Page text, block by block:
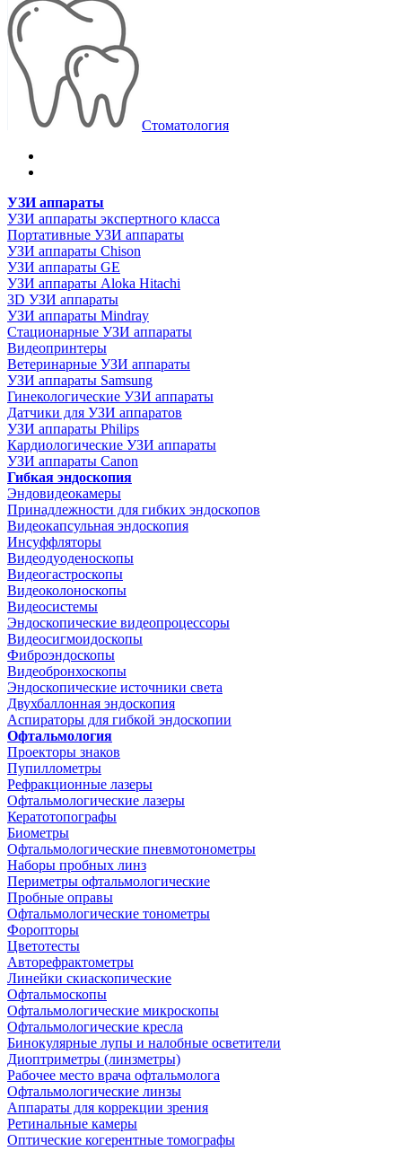
Стоматология
УЗИ аппараты
УЗИ аппараты экспертного класса
Портативные УЗИ аппараты
УЗИ аппараты Chison
УЗИ аппараты GE
УЗИ аппараты Aloka Hitachi
3D УЗИ аппараты
УЗИ аппараты Mindray
Стационарные УЗИ аппараты
Видеопринтеры
Ветеринарные УЗИ аппараты
УЗИ аппараты Samsung
Гинекологические УЗИ аппараты
Датчики для УЗИ аппаратов
УЗИ аппараты Philips
Кардиологические УЗИ аппараты
УЗИ аппараты Canon
Гибкая эндоскопия
Эндовидеокамеры
Принадлежности для гибких эндоскопов
Видеокапсульная эндоскопия
Инсуффляторы
Видеодуоденоскопы
Видеогастроскопы
Видеоколоноскопы
Видеосистемы
Эндоскопические видеопроцессоры
Видеосигмоидоскопы
Фиброэндоскопы
Видеобронхоскопы
Эндоскопические источники света
Двухбаллонная эндоскопия
Аспираторы для гибкой эндоскопии
Офтальмология
Проекторы знаков
Пупиллометры
Рефракционные лазеры
Офтальмологические лазеры
Кератотопографы
Биометры
Офтальмологические пневмотонометры
Наборы пробных линз
Периметры офтальмологические
Пробные оправы
Офтальмологические тонометры
Форопторы
Цветотесты
Авторефрактометры
Линейки скиаскопические
Офтальмоскопы
Офтальмологические микроскопы
Офтальмологические кресла
Бинокулярные лупы и налобные осветители
Диоптриметры (линзметры)
Рабочее место врача офтальмолога
Офтальмологические линзы
Аппараты для коррекции зрения
Ретинальные камеры
Оптические когерентные томографы